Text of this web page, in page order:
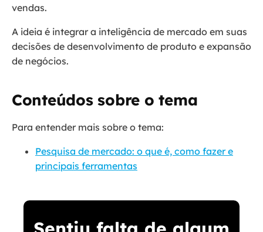
vendas.
A ideia é integrar a inteligência de mercado em suas
decisões de desenvolvimento de produto e expansão
de negócios.
Conteúdos sobre o tema
Para entender mais sobre o tema:
Pesquisa de mercado: o que é, como fazer e
principais ferramentas